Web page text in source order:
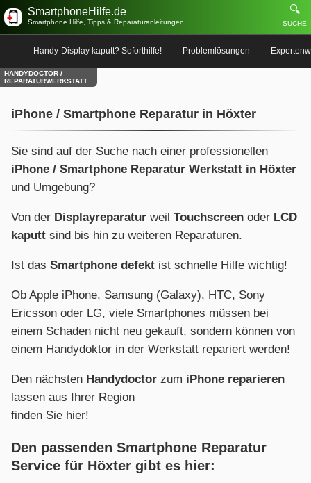
SmartphoneHilfe.de
Smartphone Hilfe, Tipps & Reparaturanleitungen
🔍
SUCHE
Handy-Display kaputt? Soforthilfe! Problemlösungen
HANDYDOCTOR /
REPARATURWERKSTATT
iPhone / Smartphone Reparatur in Höxter
Sie sind auf der Suche nach einer professionellen
iPhone / Smartphone Reparatur Werkstatt in Höxter
und Umgebung?
Von der Displayreparatur weil Touchscreen oder LCD
kaputt sind bis hin zu weiteren Reparaturen.
Ist das Smartphone defekt ist schnelle Hilfe wichtig!
Ob Apple iPhone, Samsung (Galaxy), HTC, Sony
Ericsson oder LG, viele Smartphones müssen bei
einem Schaden nicht neu gekauft, sondern können von
einem Handydoktor in der Werkstatt repariert werden!
Den nächsten Handydoctor zum iPhone reparieren
lassen aus Ihrer Region
finden Sie hier!
Den passenden Smartphone Reparatur
Service für Höxter gibt es hier: